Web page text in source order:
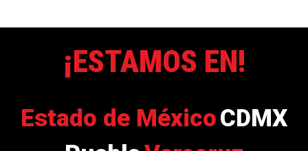
¡ESTAMOS EN!
Estado de MéxicoCDMX